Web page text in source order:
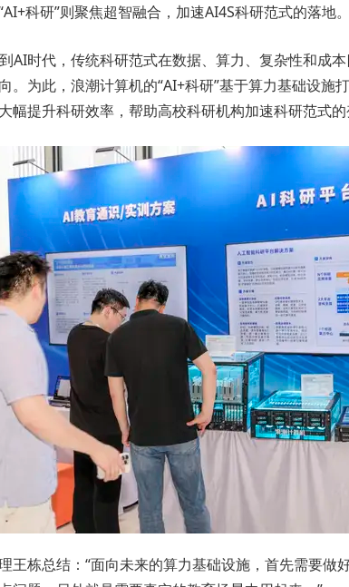
科研”则聚焦超智融合，加速AI4S科研范式的落地。
AI时代，传统科研范式在数据、算力、复杂性和成
。为此，浪潮计算机的“AI+科研”基于算力基础设施
幅提升科研效率，帮助高校科研机构加速科研范式的
王栋总结：“面向未来的算力基础设施，首先需要做